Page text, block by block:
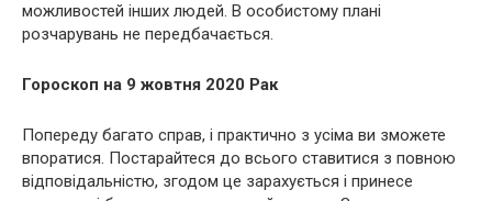
можливостей інших людей. В особистому плані
розчарувань не передбачається.
Гороскоп на 9 жовтня 2020 Рак
Попереду багато справ, і практично з усіма ви зможете
впоратися. Постарайтеся до всього ставитися з повною
відповідальністю, згодом це зарахується і принесе